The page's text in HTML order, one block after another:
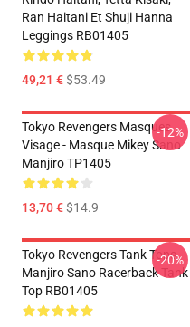
Ran Haitani Et Shuji Hanna
Leggings RB01405
49,21 €$53.49
Tokyo Revengers Masques
Visage - Masque Mikey Sano
Manjiro TP1405
13,70 €$14.9
-12%
Tokyo Revengers Tank Tops -
Manjiro Sano Racerback Tank
Top RB01405
-20%